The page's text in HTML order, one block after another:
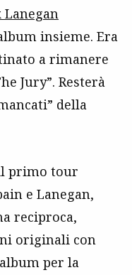
insieme. Era
a rimanere
Jury”. Resterà
della
primo tour
e Lanegan,
reciproca,
originali con
per la